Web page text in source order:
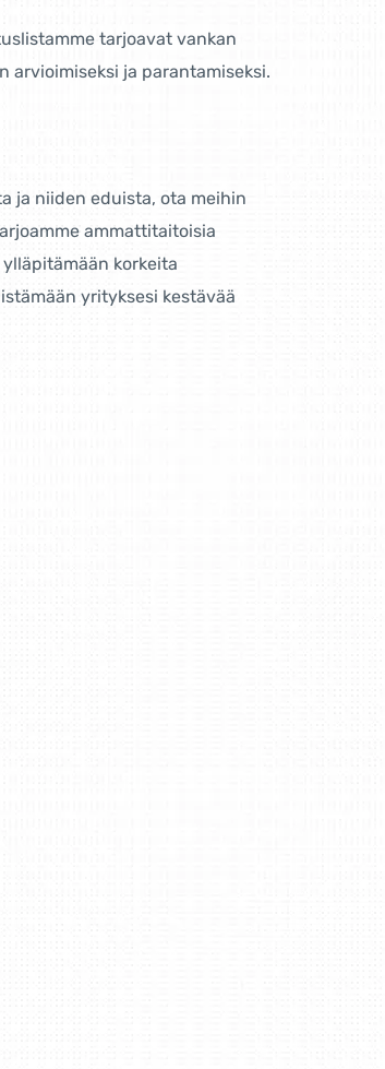
tarjoavat vankan
arvioimiseksi ja parantamiseksi.
ja niiden eduista, ota meihin
ammattitaitoisia
korkeita
yrityksesi kestävää